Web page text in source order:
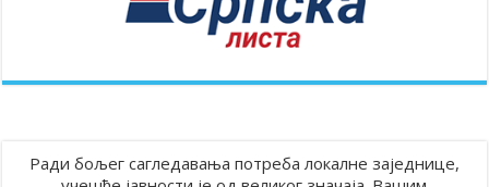
Ради бољег сагледавања потреба локалне заједнице,